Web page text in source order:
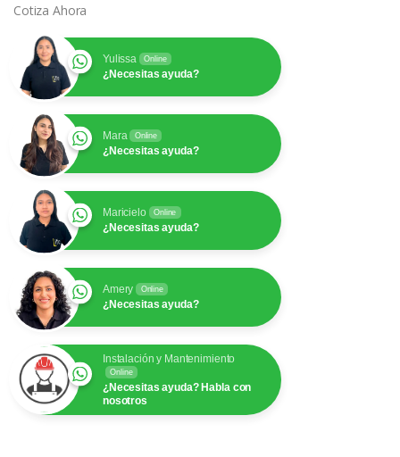
Cotiza Ahora
Yulissa Online
¿Necesitas ayuda?
Mara Online
¿Necesitas ayuda?
Maricielo Online
¿Necesitas ayuda?
Amery Online
¿Necesitas ayuda?
Instalación y Mantenimiento
Online
¿Necesitas ayuda? Habla con
nosotros